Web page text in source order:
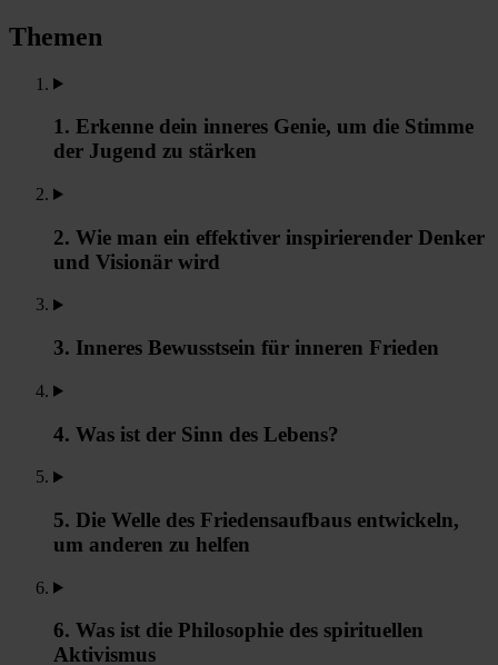
Themen
1. Erkenne dein inneres Genie, um die Stimme
der Jugend zu stärken
2. Wie man ein effektiver inspirierender Denker
und Visionär wird
3. Inneres Bewusstsein für inneren Frieden
4. Was ist der Sinn des Lebens?
5. Die Welle des Friedensaufbaus entwickeln,
um anderen zu helfen
6. Was ist die Philosophie des spirituellen
Aktivismus